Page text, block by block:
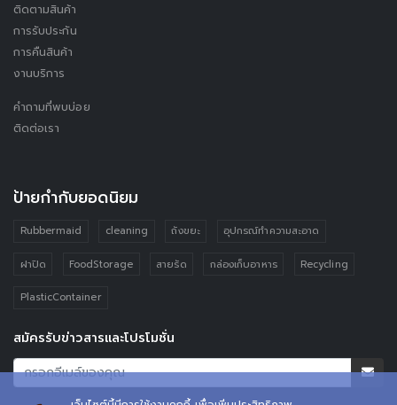
ติดตามสินค้า
การรับประกัน
การคืนสินค้า
งานบริการ
คำถามที่พบบ่อย
ติดต่อเรา
ป้ายกำกับยอดนิยม
Rubbermaid cleaning ถังขยะ อุปกรณ์ทำความสะอาด
ฝาปิด FoodStorage สายรัด กล่องเก็บอาหาร Recycling
PlasticContainer
สมัครรับข่าวสารและโปรโมชั่น